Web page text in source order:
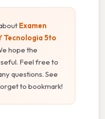
Examen
Tecnologia 5to
hope the
Feel free to
questions. See
to bookmark!